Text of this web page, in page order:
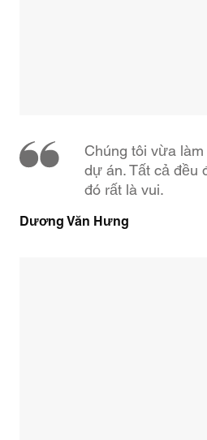
Chúng tôi vừa
dự án. Tất cả đều
đó rất là vui.
Dương Văn Hưng